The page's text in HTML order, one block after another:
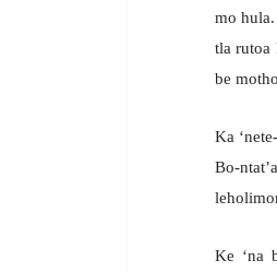
mo
tla rutoa
be
Ka
Bo-
Ke ‘na